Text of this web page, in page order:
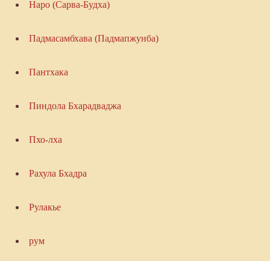
Наро (Сарва-Будха)
Падмасамбхава (Падмапжунба)
Пантхака
Пиндола Бхарадваджа
Пхо-лха
Рахула Бхадра
Рулакье
рум